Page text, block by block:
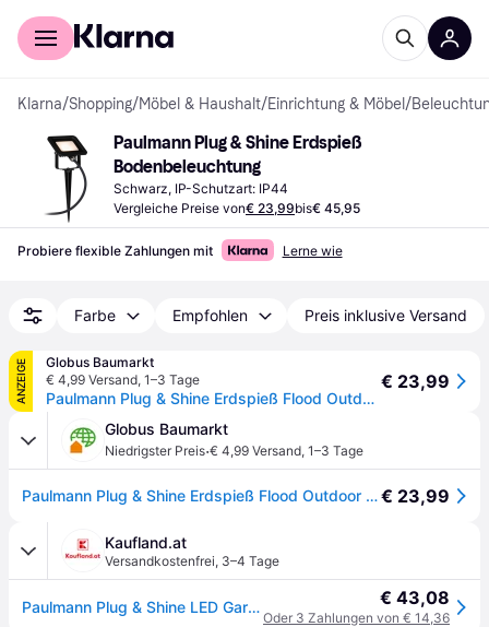
Für Shopper
Klarna/Shopping/Möbel & Haushalt/Einrichtung & Möbel /
Paulmann Plug & Shine Erdspieß
Bodenbeleuchtung
Schwarz, IP-Schutzart: IP44
Vergleiche Preise von€ 23,99bis€ 45,95
Probiere flexible Zahlungen mit Lerne wie
Farbe Empfohlen Preis inklusive Versand
ANZEIGE
Globus Baumarkt
€ 4,99 Versand, 1–3 Tage
Paulmann Plug & Shine Erdspieß Flood Outdoor mit Erdspieß 10,3 cm warmweiß - Weiß
€ 23,99
Globus Baumarkt
Niedrigster Preis·€ 4,99 Versand, 1–3 Tage
Paulmann Plug & Shine Erdspieß Flood Outdoor mit Erdspieß 10,3 cm warmweiß - Weiß€ 23,99
Kaufland.at
Versandkostenfrei, 3–4 Tage
Paulmann Plug & Shine LED Gartenstrahler Fluter Einzelspot € 43,08
Oder 3 Zahlungen von € 14,36